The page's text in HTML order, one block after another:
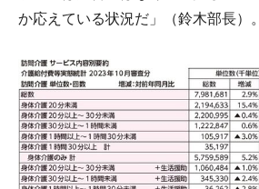
か応えている状況だ」（鈴木部長）。